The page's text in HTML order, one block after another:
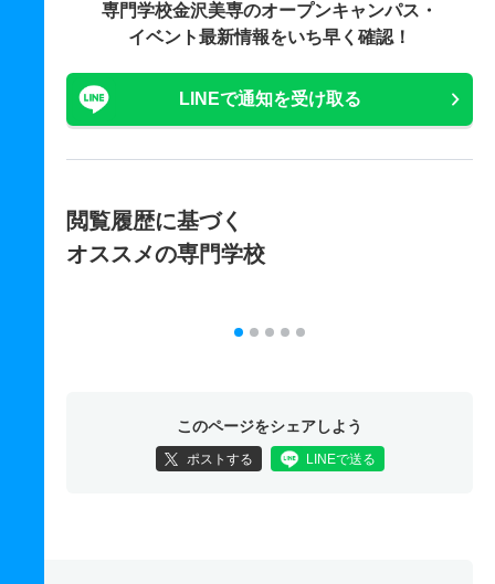
専門学校金沢美専のオープンキャンパス・
イベント最新情報をいち早く確認！
LINEで通知を受け取る
閲覧履歴に基づく
オススメの専門学校
このページをシェアしよう
ポストする LINEで送る